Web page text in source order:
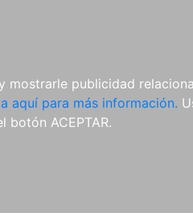
publicidad
aquí para más información.
botón ACEPTAR.
REVISTAS
CDS Y
DVDS